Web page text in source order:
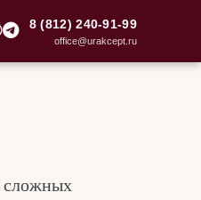
8 (812) 240-91-99
office@urakcept.ru
сложных